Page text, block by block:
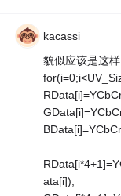
kacassi
貌似应该是这样
ata[i]);